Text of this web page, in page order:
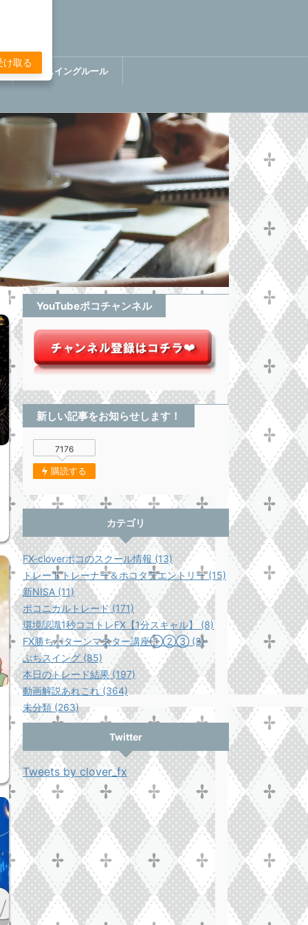
ぷちスイングルール
トレード】
YouTubeポコチャンネル
新しい記事をお知らせします！
7176
購読する
カテゴリ
FX-cloverポコのスクール情報 (13)
トレードトレーナー＆ホコタテエントリー (15)
新NISA (11)
ポコニカルトレード (171)
環境認識1秒ココトレFX【1分スキャル】 (8)
FX勝ちパターンマスター講座①②③ (3)
ぷちスイング (85)
本日のトレード結果 (197)
動画解説あれこれ (364)
未分類 (263)
Twitter
Tweets by clover_fx
け取る